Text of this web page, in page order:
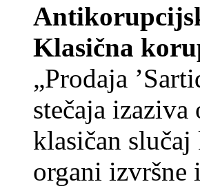
Klasična
„Prodaja
stečaja
klasičan
organi izvršne